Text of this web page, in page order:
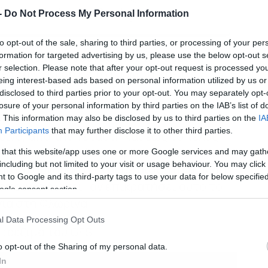
Do Not Process My Personal Information
opt-out of the sale, sharing to third parties, or processing of your
for targeted advertising by us, please use the below opt-out
selection. Please note that after your opt-out request is processed
interest-based ads based on personal information utilized by us
to third parties prior to your opt-out. You may separately
of your personal information by third parties on the IAB’s list of
This information may also be disclosed by us to third parties on the
Participants that may further disclose it to other third parties.
that this website/app uses one or more Google services and may
but not limited to your visit or usage behaviour. You may
to Google and its third-party tags to use your data for below
consent section.
Data Processing Opt Outs
opt-out of the Sharing of my personal data.
του dokari.gr στην Google
μοντέλο αποδυναμώνει την αυριανή
σε αντίθεση με το ευρωπαϊκό- τις
κινδύνους εκδήλωσης ισχυρών
από την Τετάρτη και έως το τέλος
βλέπει νέα ισχυρή, πιο ισχυρή και
θα συνδυαστεί και με αισθητή πτώση
θα δώσει -αν επικρατήσει αυτό το
στη Φλώρινα.
του GFS